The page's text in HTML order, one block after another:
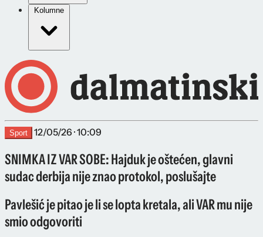
Kolumne
Sport 12/05/26 · 10:09
SNIMKA IZ VAR SOBE: Hajduk je oštećen, glavni
sudac derbija nije znao protokol, poslušajte
Pavlešić je pitao je li se lopta kretala, ali VAR mu nije
smio odgovoriti